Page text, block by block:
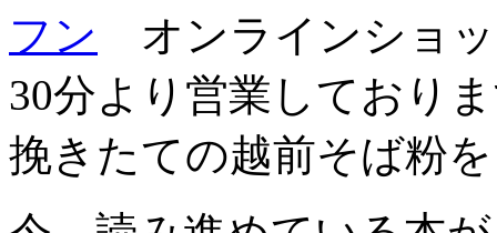
フン オンラインショ
30分より営業しており
挽きたての越前そば粉